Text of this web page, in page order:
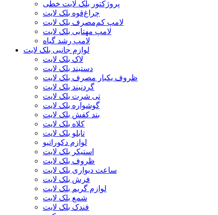
پروژکتور بلک لایت خطی
چراغ‌قوه بلک لایت
لامپ کم‌مصرف بلک لایت
لامپ مهتابی بلک لایت
لامپ رشد گیاه
لوازم جانبی بلک لایت
لاک بلک لایت
دستبند بلک لایت
ظروف یکبار مصرف بلک لایت
گردنبند بلک لایت
تی شرت بلک لایت
گوشواره بلک لایت
بند کفش بلک لایت
کلاه بلک لایت
تابلو بلک لایت
لوازم دکوراتیو
استیکر بلک لایت
ظروف بلک لایت
ساعت دیواری بلک لایت
فرش بلک لایت
لوازم گریم بلک لایت
شمع بلک لایت
فندک بلک لایت